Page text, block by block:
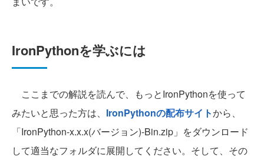
IronPythonを学ぶには
ここまでの解説を読んで、もっとIronPythonを使って
みたいと思った方は、 IronPythonの配布サイトから、
「IronPython-x.x.x(バージョン)-Bin.zip」をダウンロード
して適当なフォルダに展開してください。そして、その